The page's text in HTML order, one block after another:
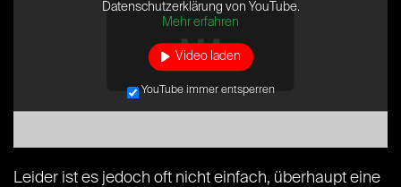
Datenschutzerklärung von YouTube.
Mehr erfahren
Video laden
YouTube immer entsperren
Leider ist es jedoch oft nicht einfach, überhaupt eine